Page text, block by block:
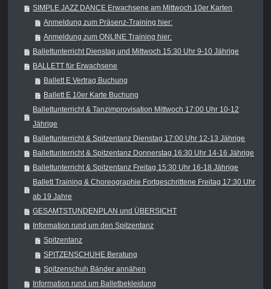
SIMPLE JAZZ DANCE Erwachsene am Mittwoch 10er Karten
Anmeldung zum Präsenz-Training hier:
Anmeldung zum ONLINE Training hier:
Ballettunterricht Dienstag und Mittwoch 15:30 Uhr 9-10 Jährige
BALLETT für Erwachsene
Ballett E Vertrag Buchung
Ballett E 10er Karte Buchung
Ballettunterricht & Tanzimprovisation Mittwoch 17:00 Uhr 10-12
Jährige
Ballettunterricht & Spitzentanz Dienstag 17:00 Uhr 12-13 Jährige
Ballettunterricht & Spitzentanz Donnerstag 16:30 Uhr 14-16 Jährige
Ballettunterricht & Spitzentanz Freitag 15:30 Uhr 16-18 Jährige
Ballett Training & Choreographie Fortgeschrittene Freitag 17:30 Uhr
ab 19 Jahre
GESAMTSTUNDENPLAN und ÜBERSICHT
Information rund um den Spitzentanz
Spitzentanz
SPITZENSCHUHE Beratung
Spitzenschuh Bänder annähen
Information rund um Balletbekleidung